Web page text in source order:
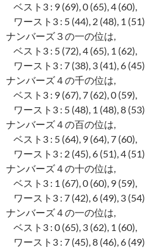
ベスト3 : 9 (69), 0 (65), 4 (60),
ワースト3 : 5 (44), 2 (48), 1 (51)
ナンバーズ３の一の位は,
ベスト3 : 5 (72), 4 (65), 1 (62),
ワースト3 : 7 (38), 3 (41), 6 (45)
ナンバーズ４の千の位は,
ベスト3 : 9 (67), 7 (62), 0 (59),
ワースト3 : 5 (48), 1 (48), 8 (53)
ナンバーズ４の百の位は,
ベスト3 : 5 (64), 9 (64), 7 (60),
ワースト3 : 2 (45), 6 (51), 4 (51)
ナンバーズ４の十の位は,
ベスト3 : 1 (67), 0 (60), 9 (59),
ワースト3 : 7 (42), 6 (49), 3 (54)
ナンバーズ４の一の位は,
ベスト3 : 0 (65), 3 (62), 1 (60),
ワースト3 : 7 (45), 8 (46), 6 (49)